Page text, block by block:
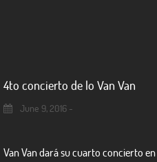
4to concierto de lo Van Van
June 9, 2016 -
Van Van dará su cuarto concierto en